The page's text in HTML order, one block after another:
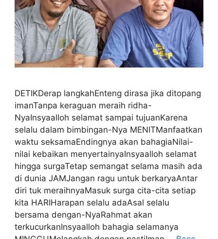
DETIKDerap langkahEnteng dirasa jika ditopang
imanTanpa keraguan meraih ridha-
NyaInsyaalloh selamat sampai tujuanKarena
selalu dalam bimbingan-Nya MENITManfaatkan
waktu seksamaEndingnya akan bahagiaNilai-
nilai kebaikan menyertainyaInsyaalloh selamat
hingga surgaTetap semangat selama masih ada
di dunia JAMJangan ragu untuk berkaryaAntar
diri tuk meraihnyaMasuk surga cita-cita setiap
kita HARIHarapan selalu adaAsal selalu
bersama dengan-NyaRahmat akan
terkucurkanInsyaalloh bahagia selamanya